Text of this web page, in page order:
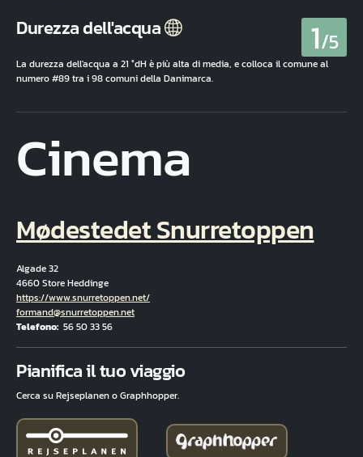
Durezza dell'acqua 1/5
La durezza dell'acqua a 21 °dH è più alta di media, e colloca il comune al
numero #89 tra i 98 comuni della Danimarca.
Cinema
Mødestedet Snurretoppen
Algade 32
4660 Store Heddinge
Hjemmeside
https://www.snurretoppen.net/
E-mail
formand@snurretoppen.net
Telefono 56 50 33 56
Pianifica il tuo viaggio
Cerca su Rejseplanen o Graphhopper.